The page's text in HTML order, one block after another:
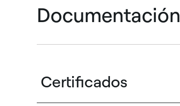
Documentación
Certificados